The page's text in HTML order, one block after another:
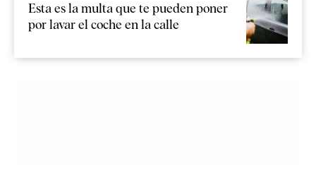
Esta es la multa que te pueden poner
por lavar el coche en la calle